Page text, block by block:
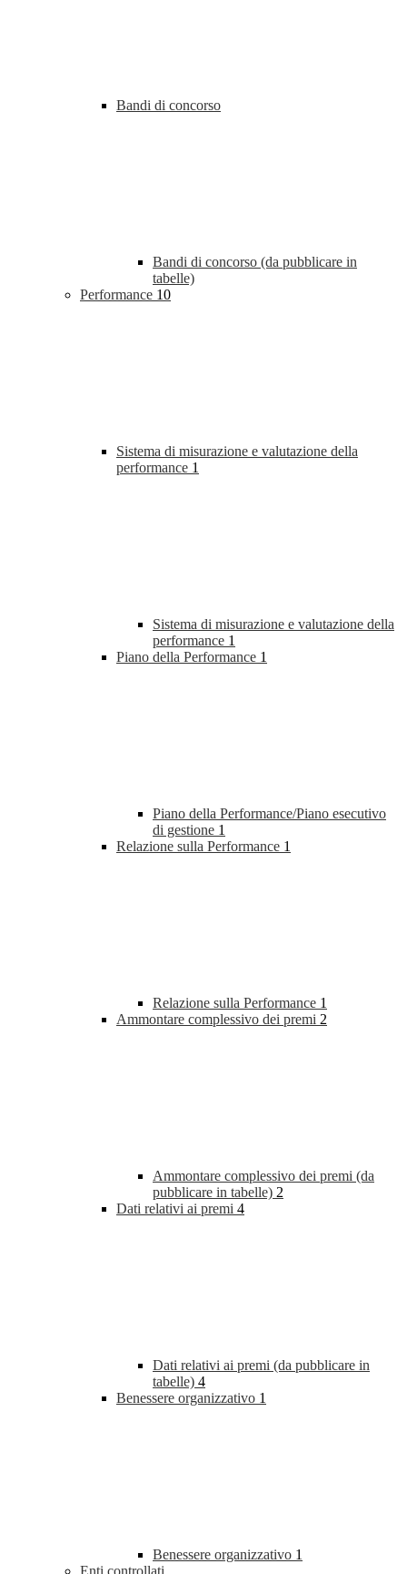
Bandi di concorso
Bandi di concorso (da pubblicare in
tabelle)
Performance 10
Sistema di misurazione e valutazione della
performance 1
Sistema di misurazione e valutazione della
performance 1
Piano della Performance 1
Piano della Performance/Piano esecutivo
di gestione 1
Relazione sulla Performance 1
Relazione sulla Performance 1
Ammontare complessivo dei premi 2
Ammontare complessivo dei premi (da
pubblicare in tabelle) 2
Dati relativi ai premi 4
Dati relativi ai premi (da pubblicare in
tabelle) 4
Benessere organizzativo 1
Benessere organizzativo 1